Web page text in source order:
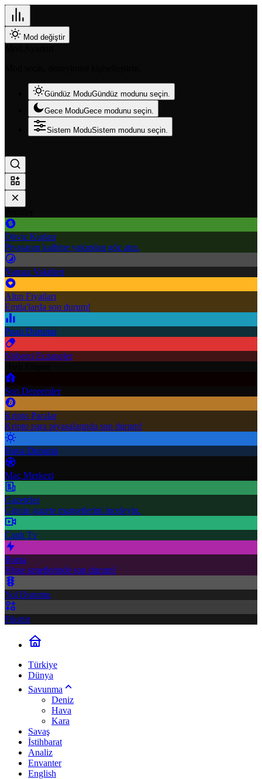
Mod değiştir
Gündüz ModuGündüz modunu seçin.
Gece ModuGece modunu seçin.
Sistem ModuSistem modunu seçin.
Döviz Kurları
Piyasanın kalbine yakından göz atın.
Namaz Vakitleri
Altın Fiyatları
Emtia'larda son durum!
Puan Durumu
Nöbetçi Eczaneler
Son Depremler
Kripto Paralar
Kripto para piyasalarında son durum!
Hava Durumu
Maç Merkezi
Gazeteler
Günün gazete manşetlerini inceleyin.
Canlı Tv
Borsa
Hisse senetlerinde son durum!
Yol Durumu
Fikstür
Türkiye
Dünya
Savunma
Deniz
Hava
Kara
Savaş
İstihbarat
Analiz
Envanter
English